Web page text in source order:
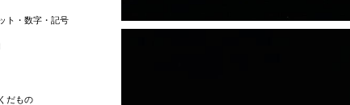
ト・数字・記号
だもの